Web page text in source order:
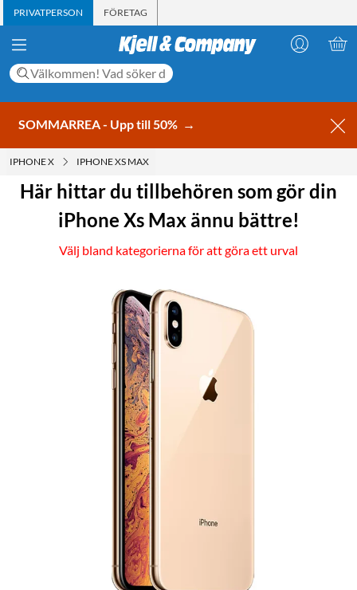
PRIVATPERSON FÖRETAG
SOMMARREA - Upp till 50% →
IPHONE X IPHONE XS MAX
Här hittar du tillbehören som gör din
iPhone Xs Max ännu bättre!
Välj bland kategorierna för att göra ett urval